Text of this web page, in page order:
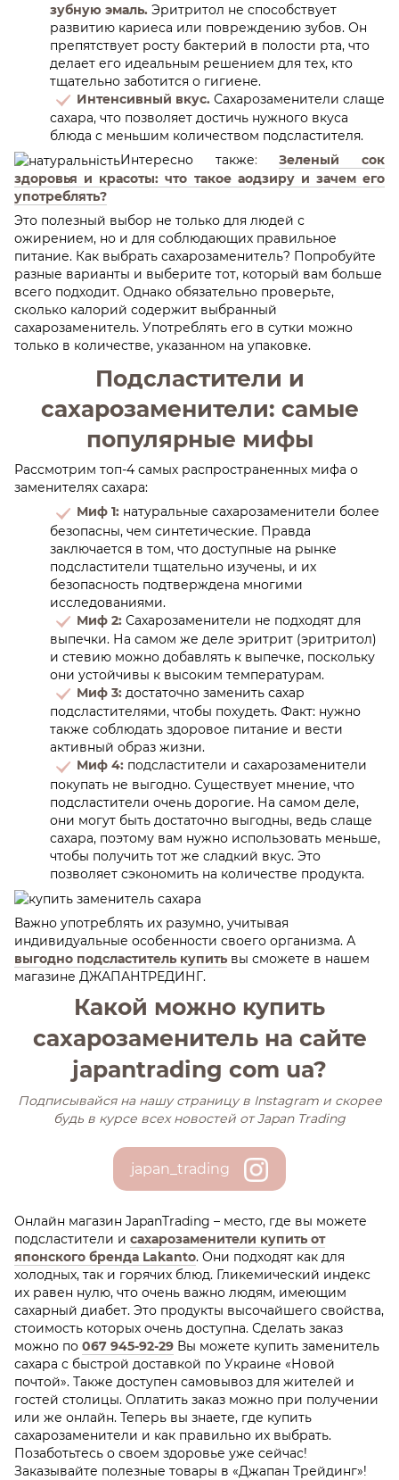
зубную эмаль. Эритритол не способствует
развитию кариеса или повреждению зубов. Он
препятствует росту бактерий в полости рта, что
делает его идеальным решением для тех, кто
тщательно заботится о гигиене.
Интенсивный вкус. Сахарозаменители слаще
сахара, что позволяет достичь нужного вкуса
блюда с меньшим количеством подсластителя.
Интересно также:Зеленый сок
здоровья и красоты: что такое аодзиру и зачем его
употреблять?
Это полезный выбор не только для людей с
ожирением, но и для соблюдающих правильное
питание. Как выбрать сахарозаменитель? Попробуйте
разные варианты и выберите тот, который вам больше
всего подходит. Однако обязательно проверьте,
сколько калорий содержит выбранный
сахарозаменитель. Употреблять его в сутки можно
только в количестве, указанном на упаковке.
Подсластители и
сахарозаменители: самые
популярные мифы
Рассмотрим топ-4 самых распространенных мифа о
заменителях сахара:
Миф 1: натуральные сахарозаменители более
безопасны, чем синтетические. Правда
заключается в том, что доступные на рынке
подсластители тщательно изучены, и их
безопасность подтверждена многими
исследованиями.
Миф 2: Сахарозаменители не подходят для
выпечки. На самом же деле эритрит (эритритол)
и стевию можно добавлять к выпечке, поскольку
они устойчивы к высоким температурам.
Миф 3: достаточно заменить сахар
подсластителями, чтобы похудеть. Факт: нужно
также соблюдать здоровое питание и вести
активный образ жизни.
Миф 4: подсластители и сахарозаменители
покупать не выгодно. Существует мнение, что
подсластители очень дорогие. На самом деле,
они могут быть достаточно выгодны, ведь слаще
сахара, поэтому вам нужно использовать меньше,
чтобы получить тот же сладкий вкус. Это
позволяет сэкономить на количестве продукта.
Важно употреблять их разумно, учитывая
индивидуальные особенности своего организма. А
выгодно подсластитель купить вы сможете в нашем
магазине ДЖАПАНТРЕДИНГ.
Какой можно купить
сахарозаменитель на сайте
japantrading com ua?
Подписывайся на нашу страницу в Іnstagram и скорее
будь в курсе всех новостей от Japan Trading
japan_trading
Онлайн магазин JapanTrading – место, где вы можете
подсластители и сахарозаменители купить от
японского бренда Lakanto. Они подходят как для
холодных, так и горячих блюд. Гликемический индекс
их равен нулю, что очень важно людям, имеющим
сахарный диабет. Это продукты высочайшего свойства,
стоимость которых очень доступна. Сделать заказ
можно по 067 945-92-29 Вы можете купить заменитель
сахара с быстрой доставкой по Украине «Новой
почтой». Также доступен самовывоз для жителей и
гостей столицы. Оплатить заказ можно при получении
или же онлайн. Теперь вы знаете, где купить
сахарозаменители и как правильно их выбрать.
Позаботьтесь о своем здоровье уже сейчас!
Заказывайте полезные товары в «Джапан Трейдинг»!